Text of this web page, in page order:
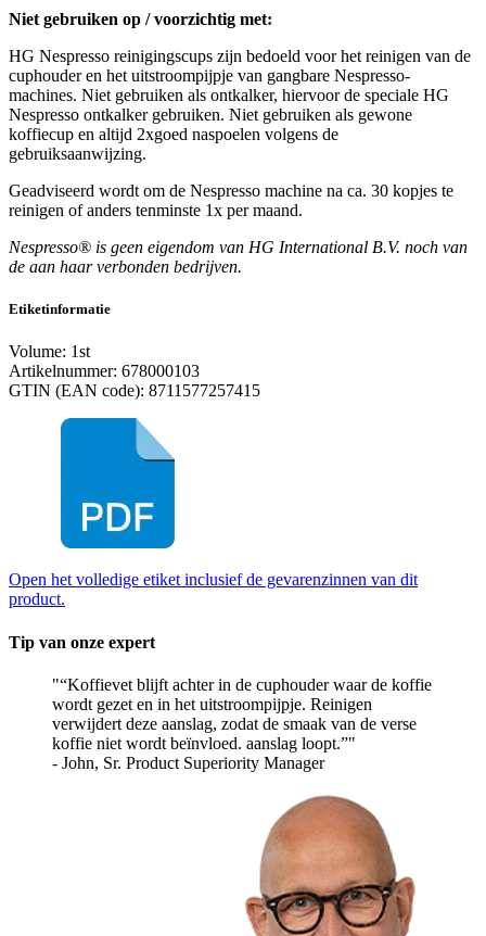
Niet gebruiken op / voorzichtig met:
HG Nespresso reinigingscups zijn bedoeld voor het reinigen van de
cuphouder en het uitstroompijpje van gangbare Nespresso-
machines. Niet gebruiken als ontkalker, hiervoor de speciale HG
Nespresso ontkalker gebruiken. Niet gebruiken als gewone
koffiecup en altijd 2xgoed naspoelen volgens de
gebruiksaanwijzing.
Geadviseerd wordt om de Nespresso machine na ca. 30 kopjes te
reinigen of anders tenminste 1x per maand.
Nespresso® is geen eigendom van HG International B.V. noch van
de aan haar verbonden bedrijven.
Etiketinformatie
Volume: 1st
Artikelnummer: 678000103
GTIN (EAN code): 8711577257415
Open het volledige etiket inclusief de gevarenzinnen van dit
product.
Tip van onze expert
“Koffievet blijft achter in de cuphouder waar de koffie
wordt gezet en in het uitstroompijpje. Reinigen
verwijdert deze aanslag, zodat de smaak van de verse
koffie niet wordt beïnvloed. aanslag loopt.”
- John, Sr. Product Superiority Manager